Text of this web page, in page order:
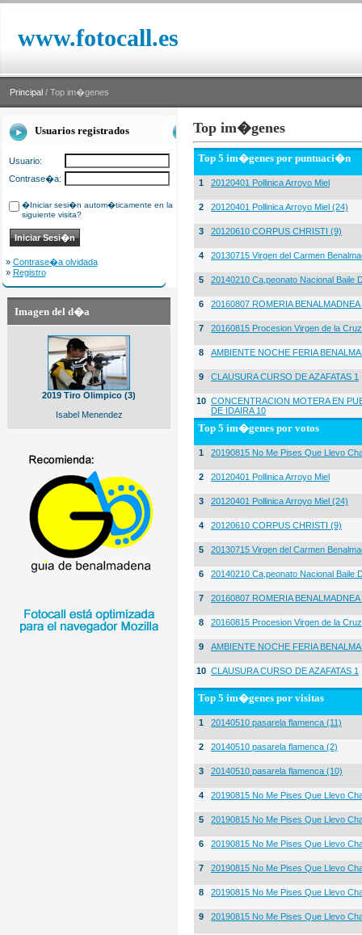
www.fotocall.es
Principal / Top im�genes
Usuarios registrados
Usuario:
Contrase�a:
�Iniciar sesi�n autom�ticamente en la
siguiente visita?
» Contrase�a olvidada
» Registro
Imagen del d�a
2019 Tiro Olimpico (3)
Isabel Menendez
Top im�genes
Top 5 im�genes por puntuaci�n
1 20120401 Pollinica Arroyo Miel
2 20120401 Pollinica Arroyo Miel (24)
3 20120610 CORPUS CHRISTI (9)
4 20130715 Virgen del Carmen
5 20140210 Ca,peonato Nacional Baile
6 20160807 ROMERIA
7 20160815 Procesion Virgen de la
8 AMBIENTE NOCHE FERIA
9 CLAUSURA CURSO DE AZAFATAS 1
10 CONCENTRACION MOTERA EN
DE IDAIRA 10
Top 5 im�genes por votos
1 20190815 No Me Pises Que Llevo
2 20120401 Pollinica Arroyo Miel
3 20120401 Pollinica Arroyo Miel (24)
4 20120610 CORPUS CHRISTI (9)
5 20130715 Virgen del Carmen
6 20140210 Ca,peonato Nacional Baile
7 20160807 ROMERIA
8 20160815 Procesion Virgen de la
9 AMBIENTE NOCHE FERIA
10 CLAUSURA CURSO DE AZAFATAS 1
Top 5 im�genes por visitas
1 20140510 pasarela flamenca (11)
2 20140510 pasarela flamenca (2)
3 20140510 pasarela flamenca (10)
4 20190815 No Me Pises Que Llevo
5 20190815 No Me Pises Que Llevo
6 20190815 No Me Pises Que Llevo
7 20190815 No Me Pises Que Llevo
8 20190815 No Me Pises Que Llevo
9 20190815 No Me Pises Que Llevo